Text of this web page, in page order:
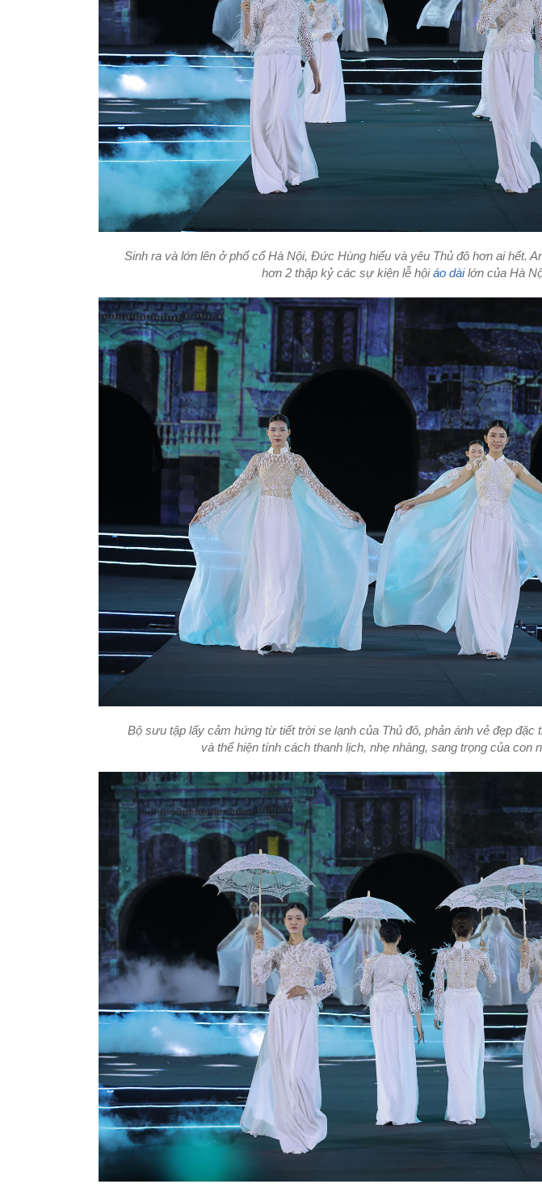
Sinh ra và lớn lên ở phố cổ Hà Nội, Đức Hùng hiểu và yêu Thủ đô hơn ai hết.
hơn 2 thập kỷ các sự kiện lễ hộiáo dàilớn của Hà
Bộ sưu tập lấy cảm hứng từ tiết trời se lạnh của Thủ đô, phản ánh vẻ đẹp đặc
và thể hiện tính cách thanh lịch, nhẹ nhàng, sang trọng của con